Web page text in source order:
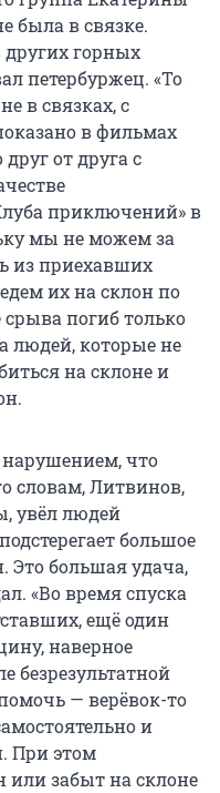
была в связке.
других горных
петербуржец. «То
в связках, с
в фильмах
от друга с
приключений» в
мы не можем за
из приехавших
их на склон по
срыва погиб только
людей, которые не
на склоне и
что
словам, Литвинов,
увёл людей
большое
Это большая удача,
«Во время спуска
ещё один
наверное
безрезультатной
— верёвок-то
и
При этом
или забыт на склоне